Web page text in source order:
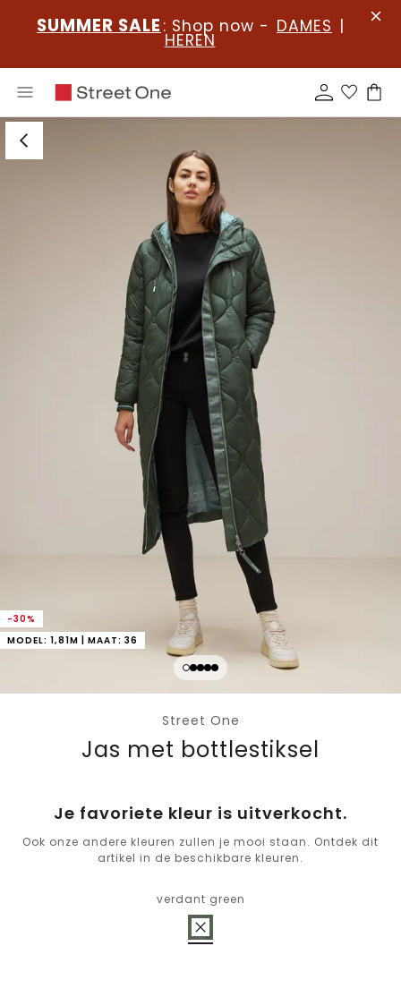
SUMMER SALE : Shop now - DAMES |
HEREN
-30%
MODEL: 1,81M | MAAT: 36
Street One
Jas met bottlestiksel
Je favoriete kleur is uitverkocht.
Ook onze andere kleuren zullen je mooi staan. Ontdek dit
artikel in de beschikbare kleuren.
verdant green